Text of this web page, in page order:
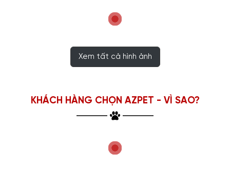
Xem tất cả hình ảnh
KHÁCH HÀNG CHỌN AZPET - VÌ SAO?